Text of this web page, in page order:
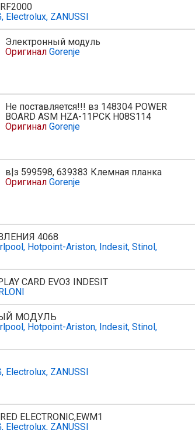
Electrolux, ZANUSSI
Электронный модуль
Оригинал Gorenje
Не поставляется!!! вз 148304 POWER
BOARD ASM HZA-11PCK H08S114
Оригинал Gorenje
в|з 599598, 639383 Клемная планка
Оригинал Gorenje
4068
Hotpoint-Ariston, Indesit, Stinol,
CARD EVO3 INDESIT
МОДУЛЬ
Hotpoint-Ariston, Indesit, Stinol,
Electrolux, ZANUSSI
ELECTRONIC,EWM1
Electrolux, ZANUSSI